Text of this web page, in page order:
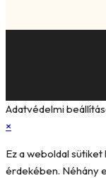
Adatvédelmi
×
Ez a weboldal
érdekében. Néhány